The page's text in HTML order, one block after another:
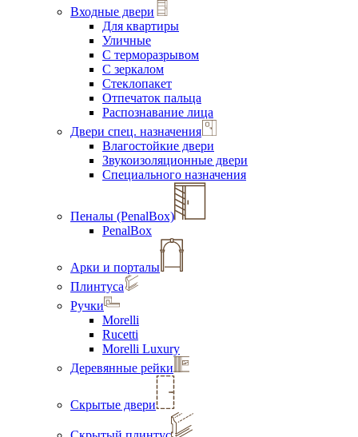
Входные двери
Для квартиры
Уличные
С терморазрывом
С зеркалом
Стеклопакет
Отпечаток пальца
Распознавание лица
Двери спец. назначения
Влагостойкие двери
Звукоизоляционные двери
Специального назначения
Пеналы (PenalBox)
PenalBox
Арки и порталы
Плинтуса
Ручки
Morelli
Rucetti
Morelli Luxury
Деревянные рейки
Скрытые двери